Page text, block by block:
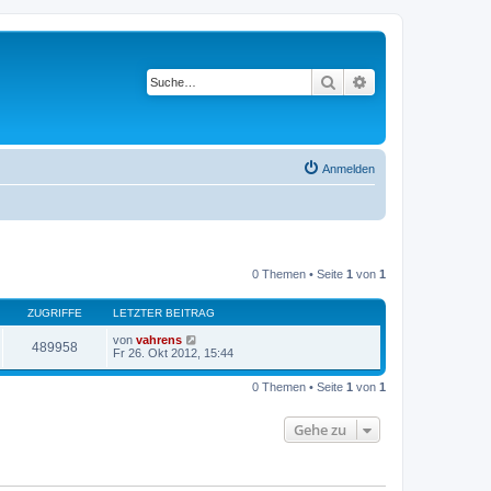
Suche
Anmelden
0 Themen • Seite 1 von 1
ZUGRIFFE LETZTER BEITRAG
489958 von vahrens
Fr 26. Okt 2012, 15:44
0 Themen • Seite 1 von 1
Gehe zu